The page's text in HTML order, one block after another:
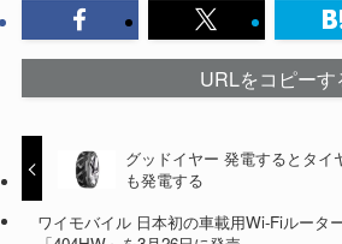
URLをコピーす
グッドイヤー 発電するとタイ
も発電する
ワイモバイル 日本初の車載用Wi-Fiルータ